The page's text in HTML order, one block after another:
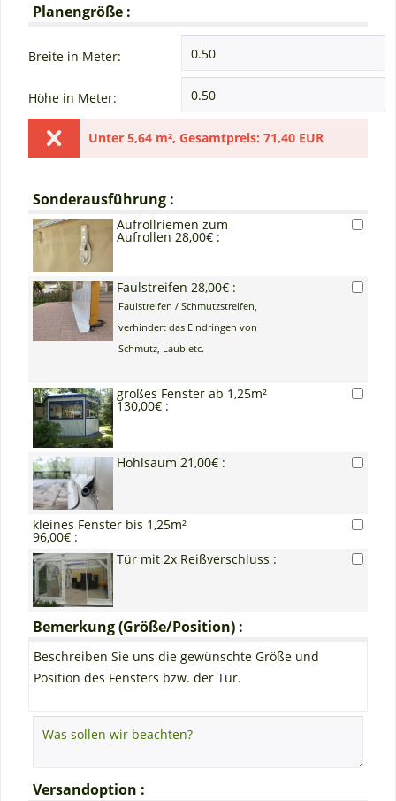
Planengröße :
Breite in Meter:
Höhe in Meter:
Unter 5,64 m², Gesamtpreis: 71,40 EUR
Sonderausführung :
Aufrollriemen zum
Aufrollen 28,00€ :
Faulstreifen 28,00€ :
Faulstreifen / Schmutzstreifen,
verhindert das Eindringen von
Schmutz, Laub etc.
großes Fenster ab 1,25m²
130,00€ :
Hohlsaum 21,00€ :
kleines Fenster bis 1,25m²
96,00€ :
Tür mit 2x Reißverschluss :
Bemerkung (Größe/Position) :
Beschreiben Sie uns die gewünschte Größe und
Position des Fensters bzw. der Tür.
Versandoption :